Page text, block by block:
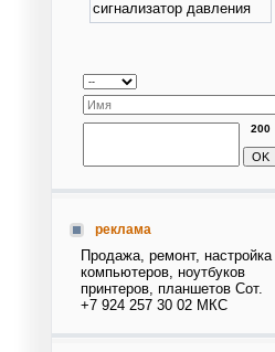
200
реклама
Продажа, ремонт, настройка
компьютеров, ноутбуков
принтеров, планшетов Сот.
+7 924 257 30 02 МКС